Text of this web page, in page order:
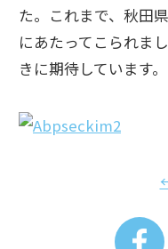
た。これまで、秋田
にあたってこられま
きに期待しています